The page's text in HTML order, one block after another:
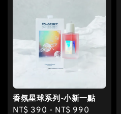
香氛星球系列-小新一點
Regular
NT$ 390 - NT$ 990